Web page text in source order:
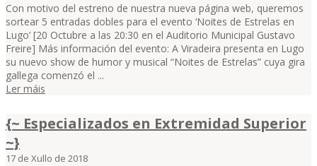
Con motivo del estreno de nuestra nueva página web, queremos
sortear 5 entradas dobles para el evento ‘Noites de Estrelas en
Lugo’ [20 Octubre a las 20:30 en el Auditorio Municipal Gustavo
Freire] Más información del evento: A Viradeira presenta en Lugo
su nuevo show de humor y musical “Noites de Estrelas” cuya gira
gallega comenzó el ...
Ler máis
{~ Especializados en Extremidad Superior
~}
17 de Xullo de 2018